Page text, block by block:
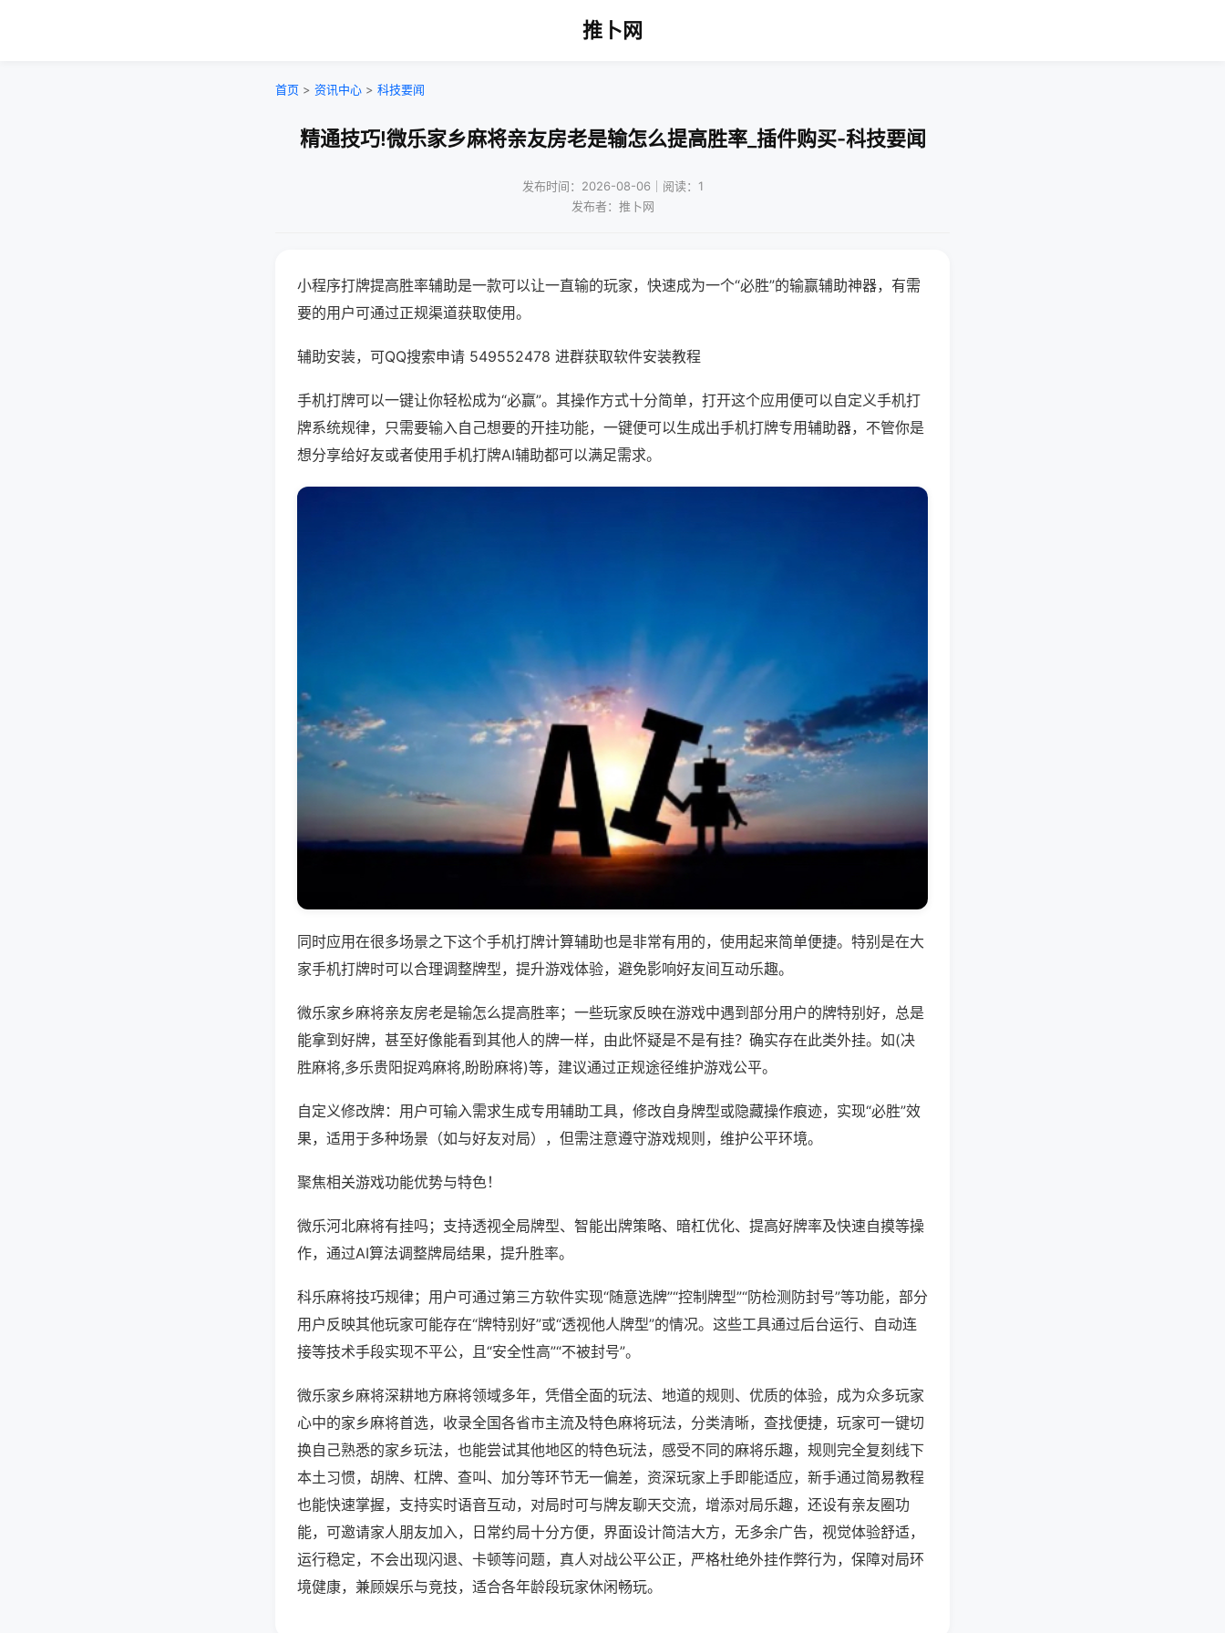
推卜网
首页 > 资讯中心 > 科技要闻
精通技巧!微乐家乡麻将亲友房老是输怎么提高胜率_插件购买-科技要闻
发布时间：2026-08-06｜阅读：1
发布者：推卜网
小程序打牌提高胜率辅助是一款可以让一直输的玩家，快速成为一个“必胜”的输赢辅助神器，有需
要的用户可通过正规渠道获取使用。
辅助安装，可QQ搜索申请 549552478 进群获取软件安装教程
手机打牌可以一键让你轻松成为“必赢”。其操作方式十分简单，打开这个应用便可以自定义手机打
牌系统规律，只需要输入自己想要的开挂功能，一键便可以生成出手机打牌专用辅助器，不管你是
想分享给好友或者使用手机打牌AI辅助都可以满足需求。
同时应用在很多场景之下这个手机打牌计算辅助也是非常有用的，使用起来简单便捷。特别是在大
家手机打牌时可以合理调整牌型，提升游戏体验，避免影响好友间互动乐趣。
微乐家乡麻将亲友房老是输怎么提高胜率；一些玩家反映在游戏中遇到部分用户的牌特别好，总是
能拿到好牌，甚至好像能看到其他人的牌一样，由此怀疑是不是有挂？确实存在此类外挂。如(决
胜麻将,多乐贵阳捉鸡麻将,盼盼麻将)等，建议通过正规途径维护游戏公平。
自定义修改牌：用户可输入需求生成专用辅助工具，修改自身牌型或隐藏操作痕迹，实现“必胜”效
果，适用于多种场景（如与好友对局），但需注意遵守游戏规则，维护公平环境。
聚焦相关游戏功能优势与特色！
微乐河北麻将有挂吗；支持透视全局牌型、智能出牌策略、暗杠优化、提高好牌率及快速自摸等操
作，通过AI算法调整牌局结果，提升胜率。
科乐麻将技巧规律；用户可通过第三方软件实现“随意选牌”“控制牌型”“防检测防封号”等功能，部分
用户反映其他玩家可能存在“牌特别好”或“透视他人牌型”的情况。这些工具通过后台运行、自动连
接等技术手段实现不平公，且“安全性高”“不被封号”。
微乐家乡麻将深耕地方麻将领域多年，凭借全面的玩法、地道的规则、优质的体验，成为众多玩家
心中的家乡麻将首选，收录全国各省市主流及特色麻将玩法，分类清晰，查找便捷，玩家可一键切
换自己熟悉的家乡玩法，也能尝试其他地区的特色玩法，感受不同的麻将乐趣，规则完全复刻线下
本土习惯，胡牌、杠牌、查叫、加分等环节无一偏差，资深玩家上手即能适应，新手通过简易教程
也能快速掌握，支持实时语音互动，对局时可与牌友聊天交流，增添对局乐趣，还设有亲友圈功
能，可邀请家人朋友加入，日常约局十分方便，界面设计简洁大方，无多余广告，视觉体验舒适，
运行稳定，不会出现闪退、卡顿等问题，真人对战公平公正，严格杜绝外挂作弊行为，保障对局环
境健康，兼顾娱乐与竞技，适合各年龄段玩家休闲畅玩。